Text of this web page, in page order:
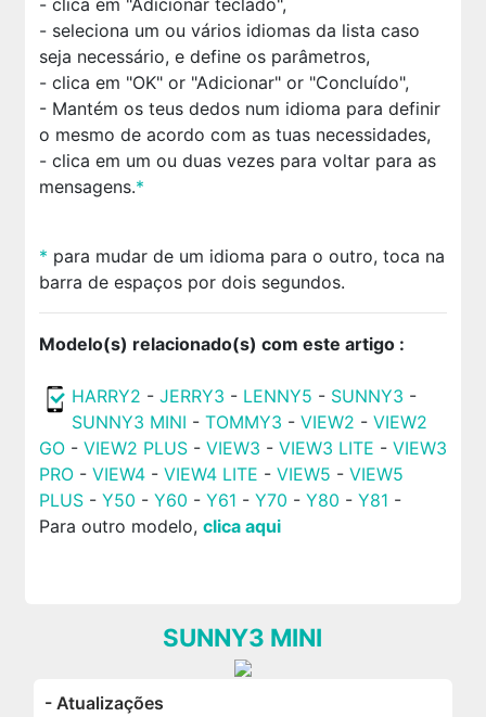
- clica em "Adicionar teclado",
- seleciona um ou vários idiomas da lista caso
seja necessário, e define os parâmetros,
- clica em "OK" or "Adicionar" or "Concluído",
- Mantém os teus dedos num idioma para definir
o mesmo de acordo com as tuas necessidades,
- clica em um ou duas vezes para voltar para as
mensagens.*
* para mudar de um idioma para o outro, toca na
barra de espaços por dois segundos.
Modelo(s) relacionado(s) com este artigo :
HARRY2 - JERRY3 - LENNY5 - SUNNY3 -
SUNNY3 MINI - TOMMY3 - VIEW2 - VIEW2
GO- VIEW2 PLUS- VIEW3 - VIEW3 LITE - VIEW3
PRO- VIEW4- VIEW4 LITE - VIEW5 - VIEW5
PLUS- Y50 - Y60 - Y61 - Y70 - Y80 - Y81 -
Para outro modelo, clica aqui
SUNNY3 MINI
- Atualizações